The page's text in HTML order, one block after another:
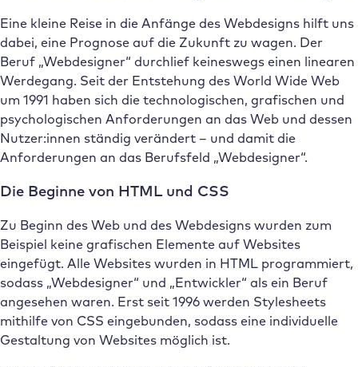
Eine kleine Reise in die Anfänge des Webdesigns hilft uns
dabei, eine Prognose auf die Zukunft zu wagen. Der
Beruf „Webdesigner“ durchlief keineswegs einen linearen
Werdegang. Seit der Entstehung des World Wide Web
um 1991 haben sich die technologischen, grafischen und
psychologischen Anforderungen an das Web und dessen
Nutzer:innen ständig verändert – und damit die
Anforderungen an das Berufsfeld „Webdesigner“.
Die Beginne von HTML und CSS
Zu Beginn des Web und des Webdesigns wurden zum
Beispiel keine grafischen Elemente auf Websites
eingefügt. Alle Websites wurden in HTML programmiert,
sodass „Webdesigner“ und „Entwickler“ als ein Beruf
angesehen waren. Erst seit 1996 werden Stylesheets
mithilfe von CSS eingebunden, sodass eine individuelle
Gestaltung von Websites möglich ist.